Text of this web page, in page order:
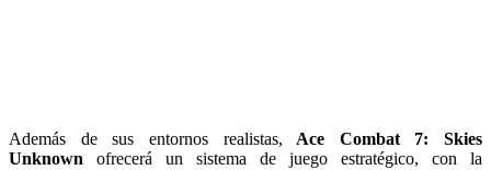
Además de sus entornos realistas, Ace Combat 7: Skies
Unknown ofrecerá un sistema de juego estratégico, con la